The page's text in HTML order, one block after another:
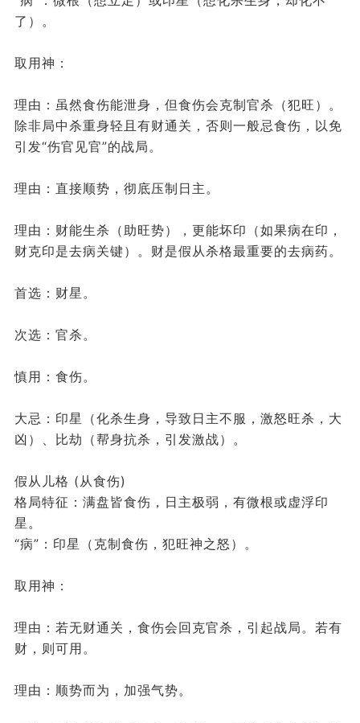
了）。
取用神：
理由：虽然食伤能泄身，但食伤会克制官杀（犯旺）。
除非局中杀重身轻且有财通关，否则一般忌食伤，以免
引发“伤官见官”的战局。
理由：直接顺势，彻底压制日主。
理由：财能生杀（助旺势），更能坏印（如果病在印，
财克印是去病关键）。财是假从杀格最重要的去病药。
首选：财星。
次选：官杀。
慎用：食伤。
大忌：印星（化杀生身，导致日主不服，激怒旺杀，大
凶）、比劫（帮身抗杀，引发激战）。
假从儿格 (从食伤)
格局特征：满盘皆食伤，日主极弱，有微根或虚浮印
星。
“病”：印星（克制食伤，犯旺神之怒）。
取用神：
理由：若无财通关，食伤会回克官杀，引起战局。若有
财，则可用。
理由：顺势而为，加强气势。